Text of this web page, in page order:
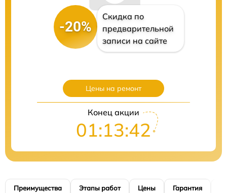
-20%
Скидка по
предварительной
записи на сайте
Цены на ремонт
Конец акции
01:13:40
Преимущества Этапы работ Цены Гарантия